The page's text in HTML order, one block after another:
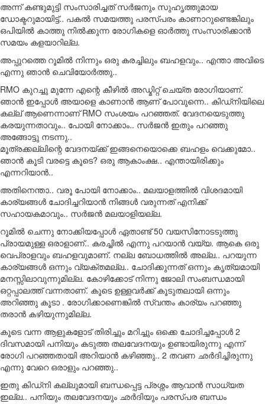
അന്ന് കണ്ടുമുട്ടി സംസാരിച്ചത് സർജനും സുഹൃത്തുമായ
ഡോക്ടറുമായിട്ട്.. പകൽ സമയത്തു പരസ്പരം കാണാറുണ്ടെങ്കിലും
ഒപിയിൽ കാത്തു നിൽക്കുന്ന രോഗികളെ ഓർത്തു സംസാരിക്കാൻ
സമയം കളയാറില്ല.
അപ്പുറത്തെ റൂമിൽ നിന്നും ഒരു കരച്ചിലും ബഹളവും.. എന്താ അവിടെ
എന്നു ഞാൻ ചെവിയോർത്തു..
RMO കുറച്ചു മുന്നേ എന്റെ കീഴിൽ അഡ്മിറ്റ് ചെയ്ത രോഗിയാണ്.
ഞാൻ ഇപ്പോൾ അയാളെ കാണാൻ ആണ് പോവുന്നെ.. കിഡ്നിയിലെ
കല്ല് ആണെന്നാണ് RMO സംശയം പറഞ്ഞത്. വേദനയെടുത്തു
കരയുന്നതാവും.. പോയി നോക്കാം.. സർജൻ ഇതും പറഞ്ഞു
അങ്ങോട്ടു നടന്നു..
മൂത്രക്കല്ലിന്റെ വേദനയ്ക്ക് ഇങ്ങനെയൊക്കെ ബഹളം വെക്കുമോ..
ഞാൻ കൂടി വരട്ടെ കൂടെ? ഒരു ആകാംക്ഷ.. എന്തായിരിക്കും
എന്നറിയാൻ..
അതിനെന്താ.. വരൂ പോയി നോക്കാം.. മലയാളത്തിൽ വിശദമായി
കാര്യങ്ങൾ ചോദിച്ചറിയാൻ നിങ്ങൾ വരുന്നത് എനിക്ക്
സഹായകമാവും.. സർജൻ മലയാളിയല്ല.
റൂമിൽ ചെന്നു നോക്കിയപ്പോൾ ഏതാണ്ട് 50 വയസിനോടടുത്തു
പ്രായമുള്ള ഒരാളാണ്.. കരച്ചിൽ എന്നു പറയാൻ വയ്യ. ആകെ ഒരു
വെപ്രാളവും ബഹളവുമാണ്. നല്ല ബോധത്തിൽ അല്ല.. പറയുന്ന
കാര്യങ്ങൾ ഒന്നും വ്യക്തമല്ല.. ചോദിക്കുന്നത് ഒന്നും കൃത്യമായി
മനസ്സിലാവുന്നുമില്ല. കോഴിക്കോട് നിന്നു ജോലി സംബന്ധമായി
ഒറ്റപ്പാലത്ത് വന്നതാണ്. കൂടെ ഉള്ളവർക്ക് കൂടുതലായി ഒന്നും
അറിഞ്ഞു കൂടാ . രോഗിക്കാണെങ്കിൽ സ്വന്തം കാര്യം പറഞ്ഞു
തരാൻ കഴിയുന്നുമില്ല.
കൂടെ വന്ന ആളുകളോട് തിരിച്ചും മറിച്ചും ഒക്കെ ചോദിച്ചപ്പോൾ 2
ദിവസമായി പനിയും കടുത്ത തലവേദനയും ഉണ്ടായിരുന്നു എന്ന്
രോഗി പറഞ്ഞതായി അറിയാൻ കഴിഞ്ഞു.. 2 തവണ ഛർദിച്ചിരുന്നു
എന്നു വേറെ ഒരാളും പറഞ്ഞു..
ഇതു കിഡ്നി കല്ലുമായി ബന്ധപ്പെട്ട പ്രശ്നം ആവാൻ സാധ്യത
ഇല്ല.. പനിയും തലവേദനയും ഛർദിയും പരസ്പര ബന്ധം